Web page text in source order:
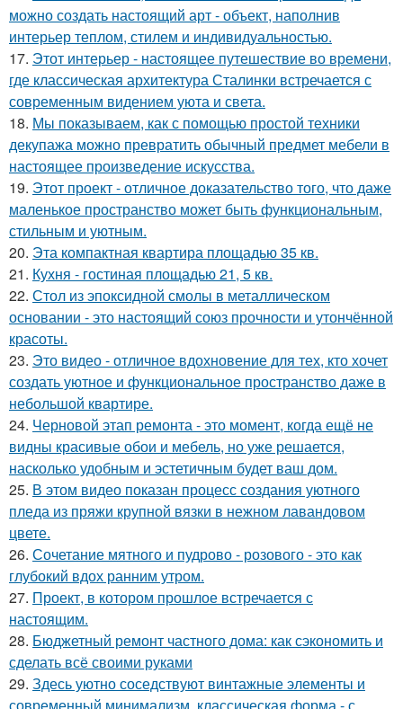
можно создать настоящий арт - объект, наполнив
интерьер теплом, стилем и индивидуальностью.
17. Этот интерьер - настоящее путешествие во времени,
где классическая архитектура Сталинки встречается с
современным видением уюта и света.
18. Мы показываем, как с помощью простой техники
декупажа можно превратить обычный предмет мебели в
настоящее произведение искусства.
19. Этот проект - отличное доказательство того, что даже
маленькое пространство может быть функциональным,
стильным и уютным.
20. Эта компактная квартира площадью 35 кв.
21. Кухня - гостиная площадью 21, 5 кв.
22. Стол из эпоксидной смолы в металлическом
основании - это настоящий союз прочности и утончённой
красоты.
23. Это видео - отличное вдохновение для тех, кто хочет
создать уютное и функциональное пространство даже в
небольшой квартире.
24. Черновой этап ремонта - это момент, когда ещё не
видны красивые обои и мебель, но уже решается,
насколько удобным и эстетичным будет ваш дом.
25. В этом видео показан процесс создания уютного
пледа из пряжи крупной вязки в нежном лавандовом
цвете.
26. Сочетание мятного и пудрово - розового - это как
глубокий вдох ранним утром.
27. Проект, в котором прошлое встречается с
настоящим.
28. Бюджетный ремонт частного дома: как сэкономить и
сделать всё своими руками
29. Здесь уютно соседствуют винтажные элементы и
современный минимализм, классическая форма - с